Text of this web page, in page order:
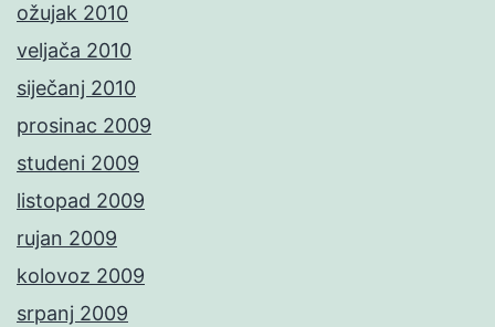
ožujak 2010
veljača 2010
siječanj 2010
prosinac 2009
studeni 2009
listopad 2009
rujan 2009
kolovoz 2009
srpanj 2009